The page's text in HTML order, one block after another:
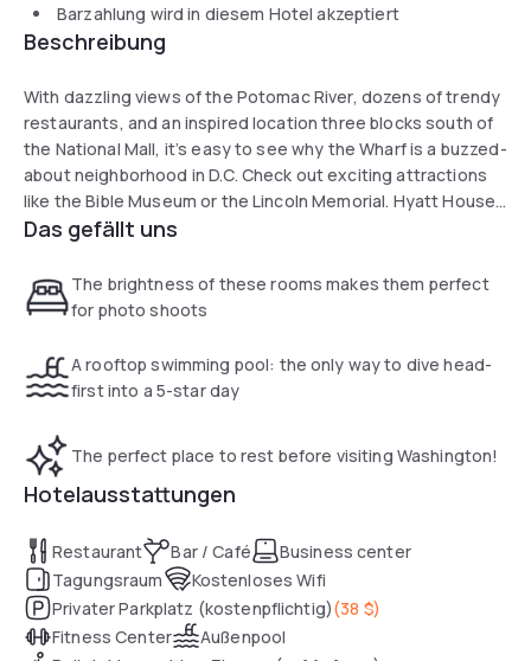
Barzahlung wird in diesem Hotel akzeptiert
Beschreibung
With dazzling views of the Potomac River, dozens of trendy
restaurants, and an inspired location three blocks south of
the National Mall, it’s easy to see why the Wharf is a buzzed-
about neighborhood in D.C. Check out exciting attractions
like the Bible Museum or the Lincoln Memorial. Hyatt House
Washington DC / The Wharf is the ideal spot to recharge
Washington, D.C. Wake up each morning to fresh coffee and
free breakfast at Hyatt House Washington DC / The Wharf.
surrounding the Tidal Basin. Each of our 237 spacious rooms
are designed to bring comfort and offer separate seating
Let our hotel be your home base during your stay in D.C.
Das gefällt uns
The brightness of these rooms makes them perfect
for photo shoots
A rooftop swimming pool: the only way to dive head-
first into a 5-star day
The perfect place to rest before visiting Washington!
Hotelausstattungen
Restaurant Bar / Café
Business center
Tagungsraum
Kostenloses Wifi
Privater Parkplatz (kostenpflichtig)(38 $)
Fitness Center
Außenpool